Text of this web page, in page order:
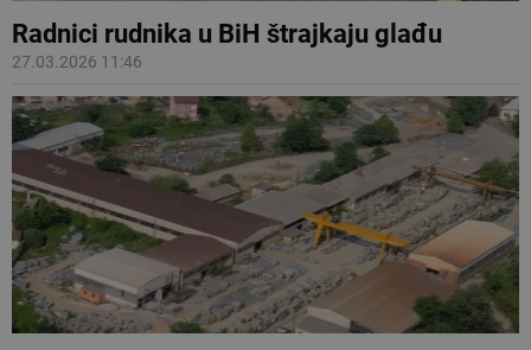
Radnici rudnika u BiH štrajkaju glađu
27.03.2026 11:46